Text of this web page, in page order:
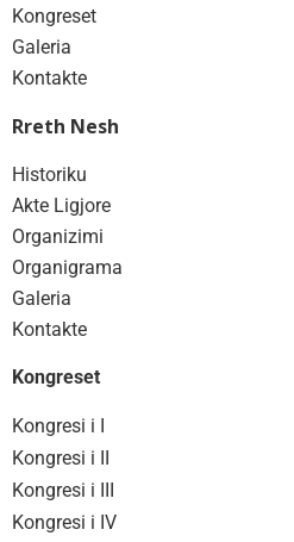
Kongreset
Galeria
Kontakte
Rreth Nesh
Historiku
Akte Ligjore
Organizimi
Organigrama
Galeria
Kontakte
Kongreset
Kongresi i I
Kongresi i II
Kongresi i III
Kongresi i IV